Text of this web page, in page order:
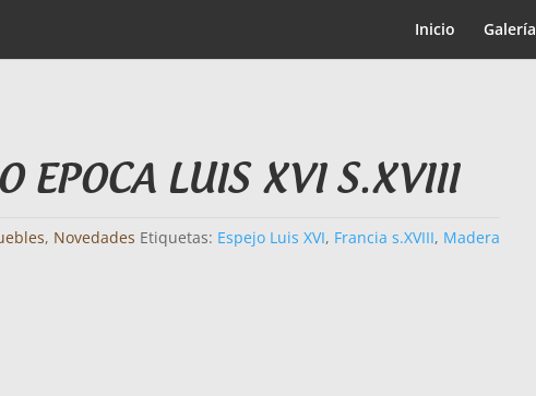
Inicio Galería
EPOCA LUIS XVI S.XVIII
, Novedades Etiquetas: Espejo Luis XVI, Francia s.XVIII, Madera